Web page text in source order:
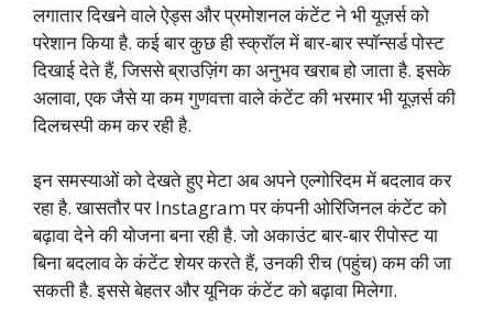
लगातार दिखने वाले ऐड्स और प्रमोशनल कंटेंट ने भी यूज़र्स को
परेशान किया है. कई बार कुछ ही स्क्रॉल में बार-बार स्पॉन्सर्ड पोस्ट
दिखाई देते हैं, जिससे ब्राउज़िंग का अनुभव खराब हो जाता है. इसके
अलावा, एक जैसे या कम गुणवत्ता वाले कंटेंट की भरमार भी यूज़र्स की
दिलचस्पी कम कर रही है.
इन समस्याओं को देखते हुए मेटा अब अपने एल्गोरिदम में बदलाव कर
रहा है. खासतौर पर Instagram पर कंपनी ओरिजिनल कंटेंट को
बढ़ावा देने की योजना बना रही है. जो अकाउंट बार-बार रीपोस्ट या
बिना बदलाव के कंटेंट शेयर करते हैं, उनकी रीच (पहुंच) कम की जा
सकती है. इससे बेहतर और यूनिक कंटेंट को बढ़ावा मिलेगा.